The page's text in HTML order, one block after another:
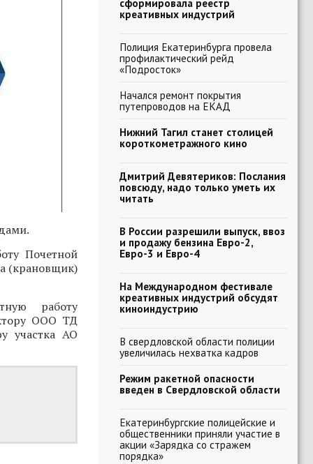
Почетной
(крановщик)
работу
ООО ТД
участка АО
сформировала реестр
креативных индустрий
Полиция Екатеринбурга провела
профилактический рейд
«Подросток»
Начался ремонт покрытия
путепроводов на ЕКАД
Нижний Тагил станет столицей
короткометражного кино
Дмитрий Девятериков: Послания
повсюду, надо только уметь их
читать
В России разрешили выпуск, ввоз
и продажу бензина Евро-2,
Евро-3 и Евро-4
На Международном фестивале
креативных индустрий обсудят
киноиндустрию
В свердловской области полиции
увеличилась нехватка кадров
Режим ракетной опасности
введен в Свердловской области
Екатеринбургские полицейские и
общественники приняли участие в
акции «Зарядка со стражем
порядка»